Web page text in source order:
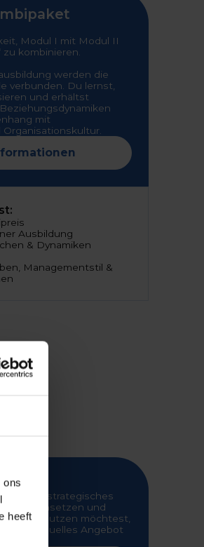
ons
heeft
Modul I mit Modul II
zu kombinieren.
werden die
verbunden. Du lernst,
und erhältst
mit
Ausbildung
& Dynamiken
Managementstil &
als strategisches
einsetzen und
nutzen möchtest,
ein individuelles Angebot